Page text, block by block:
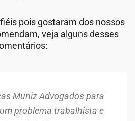
pois gostaram dos nossos
veja alguns desses
Muniz Advogados para
problema trabalhista e